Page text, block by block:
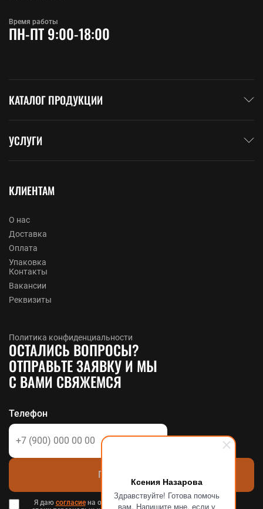
Ксения Назарова
Здравствуйте! Готова помочь
вам. Напишите мне, если у
Время работы
ПН-ПТ 9:00-18:00
КАТАЛОГ ПРОДУКЦИИ
УСЛУГИ
КЛИЕНТАМ
О нас
Доставка
Оплата
Упаковка
Контакты
Вакансии
Реквизиты
Политика конфиденциальности
ОСТАЛИСЬ ВОПРОСЫ?
ОТПРАВЬТЕ ЗАЯВКУ И МЫ
С ВАМИ СВЯЖЕМСЯ
Телефон
Позвоните мне
Я даю согласиена обработку